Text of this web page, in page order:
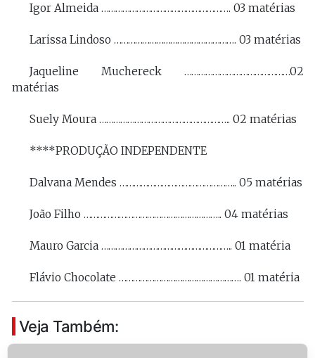
Igor Almeida ………………………………………………. 03 matérias
Larissa Lindoso ……………………………………………. 03 matérias
Jaqueline Muchereck ………………………………………02
matérias
Suely Moura ……………………………………………….. 02 matérias
****PRODUÇÃO INDEPENDENTE
Dalvana Mendes ………………………………………….. 05 matérias
João Filho ………………………………………………….. 04 matérias
Mauro Garcia ……………………………………………….. 01 matéria
Flávio Chocolate ……………………………………………. 01 matéria
Veja Também: